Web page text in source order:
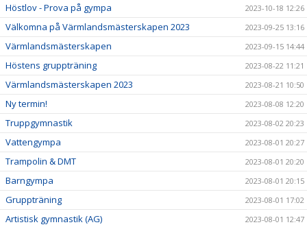
Höstlov - Prova på gympa 2023-10-18 12:26
Välkomna på Värmlandsmästerskapen 2023 2023-09-25 13:16
Värmlandsmästerskapen 2023-09-15 14:44
Höstens gruppträning 2023-08-22 11:21
Värmlandsmästerskapen 2023 2023-08-21 10:50
Ny termin! 2023-08-08 12:20
Truppgymnastik 2023-08-02 20:23
Vattengympa 2023-08-01 20:27
Trampolin & DMT 2023-08-01 20:20
Barngympa 2023-08-01 20:15
Gruppträning 2023-08-01 17:02
Artistisk gymnastik (AG) 2023-08-01 12:47